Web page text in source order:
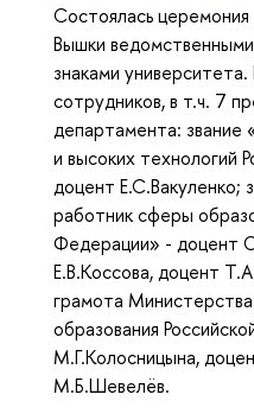
Состоялась
Вышки
знаками
сотрудников, в т.ч. 7
департамента: звание
и высоких технологий
доцент Е.С.Вакуленко;
работник сферы
Федерации» - доцент
Е.В.Коссова, доцент
грамота
образования
М.Г.Колосницына,
М.Б.Шевелёв.